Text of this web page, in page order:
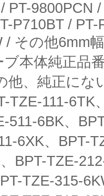
PT-9800PCN
P710BT /
/ その他6mm
本体純正品
、純正にな
TZE-111-6TK
511-6BK、
6XK、BPT-
BPT-TZE-
TZE-315-